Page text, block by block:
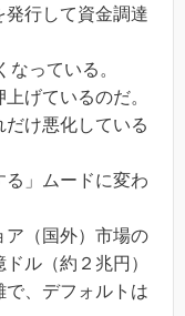
行して資金調達
っている。
げているのだ。
け悪化している
」ムードに変わ
ア（国外）市場の
ル（約２兆円）
、デフォルトは